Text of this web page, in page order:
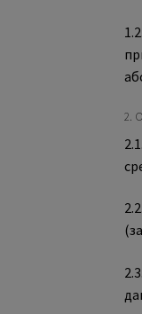
2.